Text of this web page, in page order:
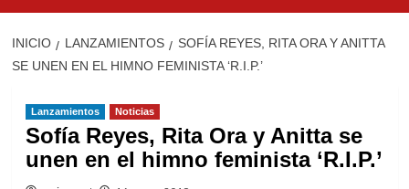
INICIO LANZAMIENTOS
SOFÍA REYES, RITA ORA Y ANITTA
SE UNEN EN EL HIMNO FEMINISTA ‘R.I.P.’
Lanzamientos Noticias
Sofía Reyes, Rita Ora y Anitta se
unen en el himno feminista ‘R.I.P.’